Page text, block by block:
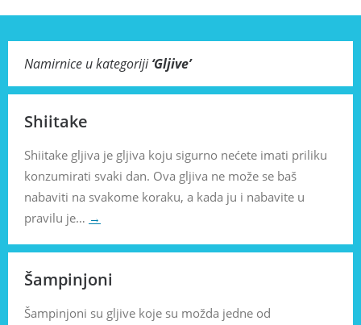
Namirnice u kategoriji‘Gljive’
Shiitake
Shiitake gljiva je gljiva koju sigurno nećete imati priliku
konzumirati svaki dan. Ova gljiva ne može se baš
nabaviti na svakome koraku, a kada ju i nabavite u
pravilu je… →
Šampinjoni
Šampinjoni su gljive koje su možda jedne od